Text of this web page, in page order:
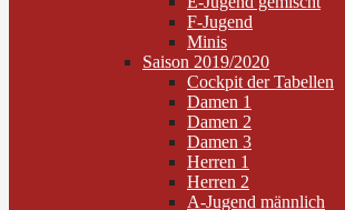
F-Jugend
Minis
Saison 2019/2020
Cockpit der Tabellen
Damen 1
Damen 2
Damen 3
Herren 1
Herren 2
A-Jugend männlich